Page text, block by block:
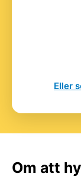
Eller
Om att